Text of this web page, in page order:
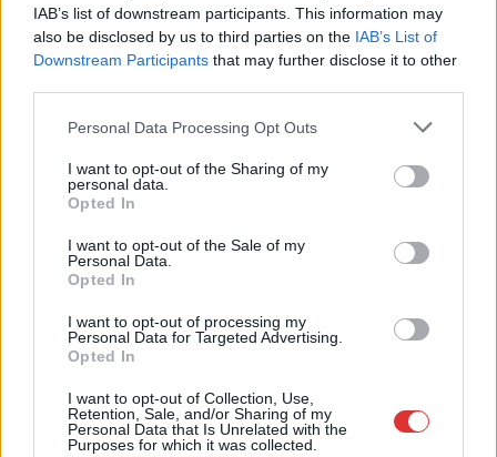
IAB’s list of downstream participants. This information may
also be disclosed by us to third parties on the IAB’s List of
Downstream Participants that may further disclose it to other
Please note that this website/app uses one or more Google
not limited to your visit or usage behaviour. You may click to
grant or deny consent to Google and its third-party tags to
use your data for below specified purposes in below Google
consent section.
Personal Data Processing Opt Outs
I want to opt-out of the Sharing of my
personal data.
Opted In
I want to opt-out of the Sale of my
Personal Data.
Opted In
I want to opt-out of processing my
Personal Data for Targeted Advertising.
Opted In
I want to opt-out of Collection, Use,
Retention, Sale, and/or Sharing of my
Personal Data that Is Unrelated with the
Purposes for which it was collected.
A zárkában rosszul lett, elájult – ilyen körülményekről
számoltak be a szolnoki börtönből
elbocsátott dolgozón segítene
Csődbe ment a tószegi Accell Hunland, a hazai
kerékpárgyártás meghatározó szereplője
Egyszer fent, egyszer lent, így festett a Duna a két évvel
ugyanazokból a szögekből
miatt ingyenes a strandolás Szolnokon
Nem biztató: a hétvégi kisebb felfrissülés után jövő héten